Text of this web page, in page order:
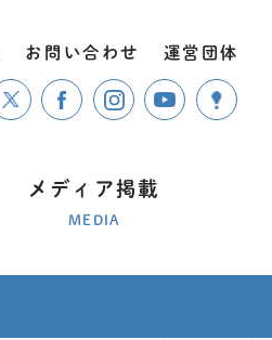
メディア掲載
MEDIA
お問い合わせ 運営団体